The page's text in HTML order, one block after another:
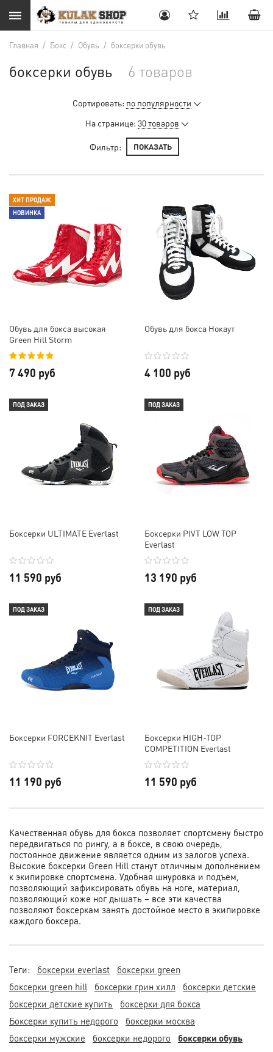
Главная / Бокс / Обувь / боксерки обувь
боксерки обувь 6 товаров
Сортировать: по популярности
На странице: 30 товаров
Фильтр: ПОКАЗАТЬ
ХИТ ПРОДАЖ
НОВИНКА
Обувь для бокса высокая
Green Hill Storm
7 490 руб
Обувь для бокса Нокаут
4 100 руб
ПОД ЗАКАЗ
Боксерки ULTIMATE Everlast
11 590 руб
ПОД ЗАКАЗ
Боксерки PIVT LOW TOP
Everlast
13 190 руб
ПОД ЗАКАЗ
Боксерки FORCEKNIT Everlast
11 190 руб
ПОД ЗАКАЗ
Боксерки HIGH-TOP
COMPETITION Everlast
11 590 руб
Качественная обувь для бокса позволяет спортсмену быстро
передвигаться по рингу, а в боксе, в свою очередь,
постоянное движение является одним из залогов успеха.
Высокие боксерки Green Hill станут отличным дополнением
к экипировке спортсмена. Удобная шнуровка и подъем,
позволяющий зафиксировать обувь на ноге, материал,
позволяющий коже ног дышать – все эти качества
позволяют боксеркам занять достойное место в экипировке
каждого боксера.
Теги: боксерки everlast
боксерки green
боксерки green hill
боксерки грин хилл
боксерки детские
боксерки детские купить
боксерки для бокса
Боксерки купить недорого
боксерки москва
боксерки мужские
боксерки недорого
боксерки обувь